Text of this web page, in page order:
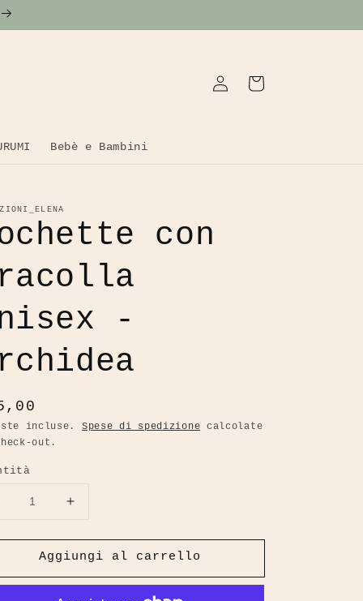
Bebè e Bambini
AccediCarrello
con
-
incluse. Spese di spedizione calcolate
out.
Diminuisci
Pochette
Aumenta
per
Pochette
con
Aggiungi al carrello